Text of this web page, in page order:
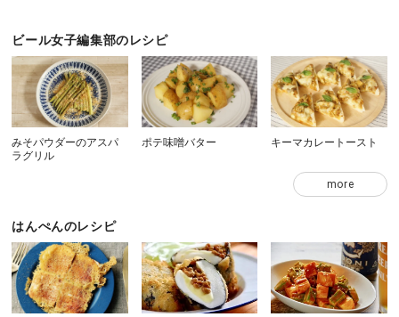
ビール女子編集部のレシピ
みそパウダーのアスパ
ラグリル
ポテ味噌バター キーマカレートースト
more
はんぺんのレシピ